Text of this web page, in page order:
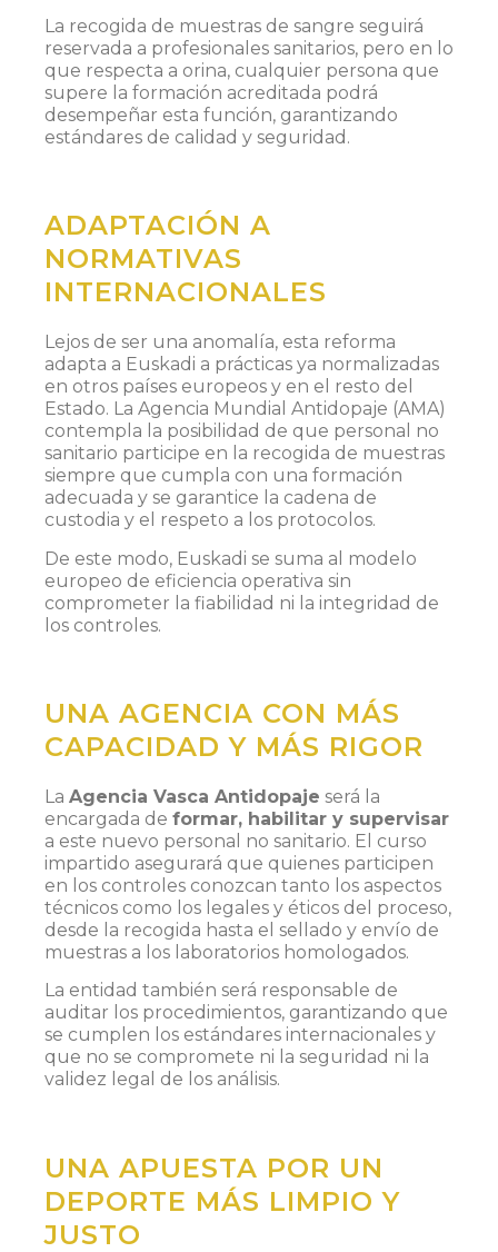
La recogida de muestras de sangre seguirá
reservada a profesionales sanitarios, pero en lo
que respecta a orina, cualquier persona que
supere la formación acreditada podrá
desempeñar esta función, garantizando
estándares de calidad y seguridad.
ADAPTACIÓN A
NORMATIVAS
INTERNACIONALES
Lejos de ser una anomalía, esta reforma
adapta a Euskadi a prácticas ya normalizadas
en otros países europeos y en el resto del
Estado. La Agencia Mundial Antidopaje (AMA)
contempla la posibilidad de que personal no
sanitario participe en la recogida de muestras
siempre que cumpla con una formación
adecuada y se garantice la cadena de
custodia y el respeto a los protocolos.
De este modo, Euskadi se suma al modelo
europeo de eficiencia operativa sin
comprometer la fiabilidad ni la integridad de
los controles.
UNA AGENCIA CON MÁS
CAPACIDAD Y MÁS RIGOR
La Agencia Vasca Antidopaje será la
encargada de formar, habilitar y supervisar
a este nuevo personal no sanitario. El curso
impartido asegurará que quienes participen
en los controles conozcan tanto los aspectos
técnicos como los legales y éticos del proceso,
desde la recogida hasta el sellado y envío de
muestras a los laboratorios homologados.
La entidad también será responsable de
auditar los procedimientos, garantizando que
se cumplen los estándares internacionales y
que no se compromete ni la seguridad ni la
validez legal de los análisis.
UNA APUESTA POR UN
DEPORTE MÁS LIMPIO Y
JUSTO